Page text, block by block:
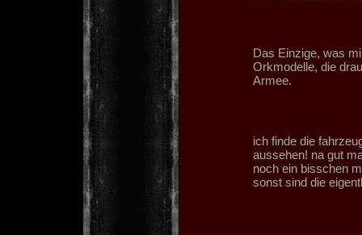
Das Einzige, was
Orkmodelle, die
Armee.
ich finde die
aussehen! na gut
noch ein bisschen
sonst sind die